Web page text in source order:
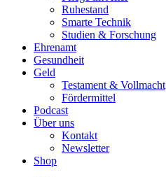
Ruhestand
Smarte Technik
Studien & Forschung
Ehrenamt
Gesundheit
Geld
Testament & Vollmacht
Fördermittel
Podcast
Über uns
Kontakt
Newsletter
Shop